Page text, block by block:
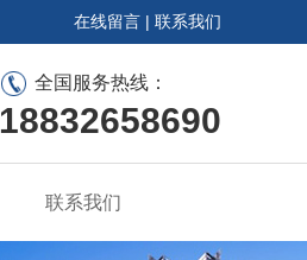
在线留言 | 联系我们
全国服务热线：
18832658690
联系我们